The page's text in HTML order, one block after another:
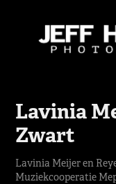
Lavinia
Zwart
Lavinia Meijer en
Muziekcooperatie